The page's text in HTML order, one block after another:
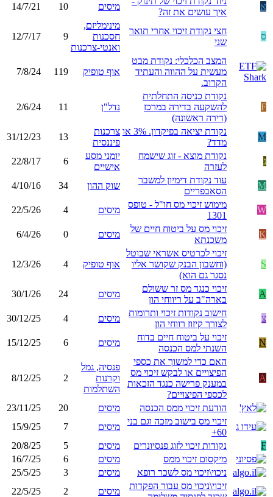
א
איך עושים את זה?
מיסים 10
14/7/21
ס
חצי נקודת זיכוי אחרי תואר
שני
מינימליזם,
חסכנות
ואנטי-צרכנות
9
12/7/17
המצב הכלכלי: נקודת מבט
מעשית על ההווה והעתיד
הקרוב.
אוף טופיק 119
7/8/24
F
נקודת כניסה התחלתית
להשקעה בדירה במרכז
(דירה ראשונה)
נדל"ן 11
2/6/24
M
נקודת יציאה בפיקדון. 3% או
מדד?
צרכנות
פיננסית
13
31/12/23
נ
נקודת מוצא - זוג שישמח
לעזרה
יומני מסע
אישיים
6
22/8/17
M
עוד נקודת דימיון למשבר
הסאבפריים
שוק ההון 34
4/10/16
W
מימוש זיכוי מס חו"ל - טופס
1301
מיסים 4
22/5/26
K
זיכוי מס על ביטוח חיים של
משכנתא
מיסים 0
6/4/26
S
זיכוי לכרטיס אשראי שבוטל
(וחשבון הבנק שקושר אליו
נסגר גם הוא)
אוף טופיק 4
12/3/26
A
זיכוי כנגד מס זר ששולם
בארה"ב על ריווחי הון
מיסים 24
30/1/26
צ
חישוב נקודות זיכוי ותרומות
לצורך קיזוז רווחי הון
מיסים 4
30/12/25
N
זיכוי על ביטוח חיים בדוח
השנתי למס הכנסה
מיסים 6
15/12/25
A
האם כדי למשוך את כספי
הפיצויים או לבקש זיכוי מס
במענק פרישה כנגד הזכאות
לכספי הפיצויים?
פנסיה, גמל
וקרנות
השתלמות
2
8/12/25
הודעת זיכוי ממס הכנסה מיסים 20
23/11/25
זיכוי מס בישוב מזכה וגם בני
60+
מיסים 7
15/9/25
F
נקודות זיכוי לזוג פנסיונרים מיסים 5
20/8/25
מיקסום זיכוי ממס
מיסים 6
16/7/25
ניכוי\זיכוי מס לשכר רופא
מיסים 3
25/5/25
זיכוי\ניכוי מס עבור הפקדות
מיסים 2
22/5/25